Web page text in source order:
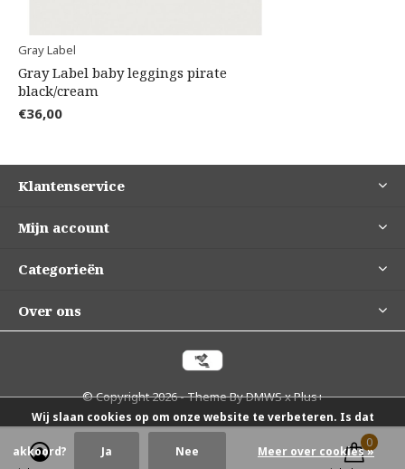
Gray Label
Gray Label baby leggings pirate
black/cream
€36,00
Klantenservice
Mijn account
Categorieën
Over ons
© Copyright2026- Theme ByDMWSxPlus+
0
Wij slaan cookies op om onze website te verbeteren. Is dat
akkoord? Ja Nee Meer over cookies »